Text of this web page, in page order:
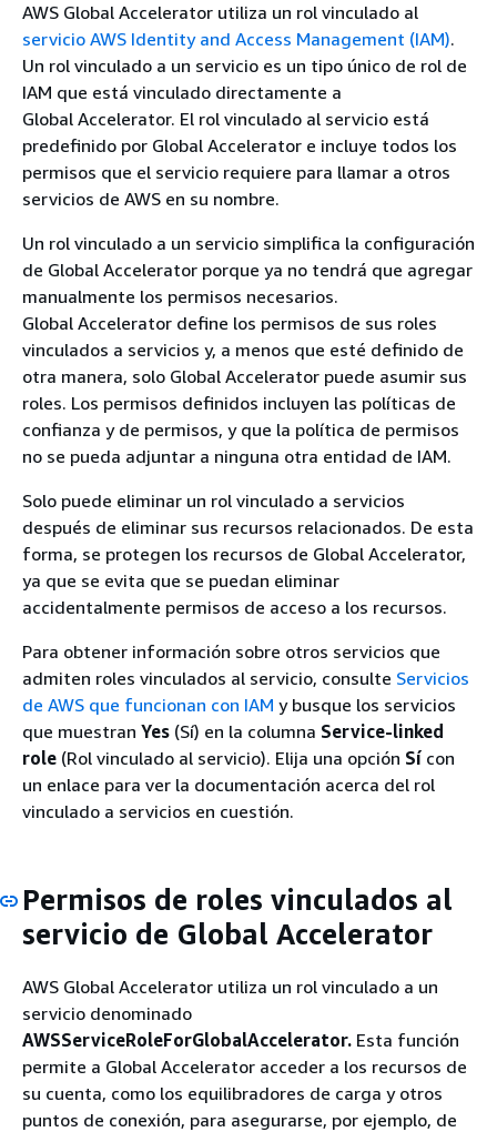
AWS Global Accelerator utiliza un rol vinculado al
servicio AWS Identity and Access Management (IAM).
Un rol vinculado a un servicio es un tipo único de rol de
IAM que está vinculado directamente a
Global Accelerator. El rol vinculado al servicio está
predefinido por Global Accelerator e incluye todos los
permisos que el servicio requiere para llamar a otros
servicios de AWS en su nombre.
Un rol vinculado a un servicio simplifica la configuración
de Global Accelerator porque ya no tendrá que agregar
manualmente los permisos necesarios.
Global Accelerator define los permisos de sus roles
vinculados a servicios y, a menos que esté definido de
otra manera, solo Global Accelerator puede asumir sus
roles. Los permisos definidos incluyen las políticas de
confianza y de permisos, y que la política de permisos
no se pueda adjuntar a ninguna otra entidad de IAM.
Solo puede eliminar un rol vinculado a servicios
después de eliminar sus recursos relacionados. De esta
forma, se protegen los recursos de Global Accelerator,
ya que se evita que se puedan eliminar
accidentalmente permisos de acceso a los recursos.
Para obtener información sobre otros servicios que
admiten roles vinculados al servicio, consulte Servicios
de AWS que funcionan con IAM y busque los servicios
que muestran Yes (Sí) en la columna Service-linked
role (Rol vinculado al servicio). Elija una opción Sí con
un enlace para ver la documentación acerca del rol
vinculado a servicios en cuestión.
Permisos de roles vinculados al
servicio de Global Accelerator
AWS Global Accelerator utiliza un rol vinculado a un
servicio denominado
AWSServiceRoleForGlobalAccelerator. Esta función
permite a Global Accelerator acceder a los recursos de
su cuenta, como los equilibradores de carga y otros
puntos de conexión, para asegurarse, por ejemplo, de